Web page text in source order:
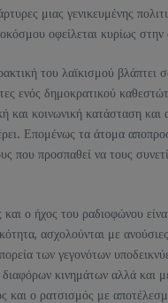
μιας γενικευμένης
οφείλεται κυρίως
του λαϊκισμού
ενός δημοκρατικού
και κοινωνική κατάσταση
Επομένως τα άτομα
που προσπαθεί να τους
και ο ήχος του ραδιοφώνου
ασχολούνται με
των γεγονότων
κινημάτων αλλά και
και ο ρατσισμός με